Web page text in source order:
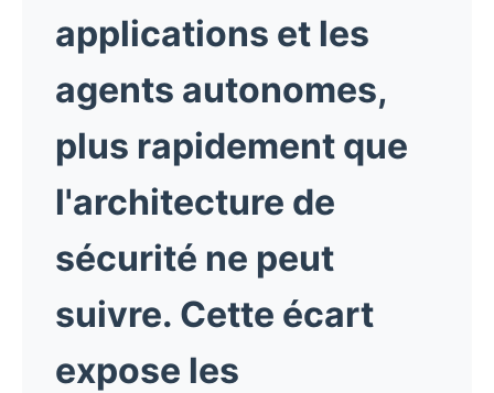
applications et les
agents autonomes,
plus rapidement que
l'architecture de
sécurité ne peut
suivre. Cette écart
expose les